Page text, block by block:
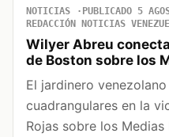
NOTICIAS PUBLICADO 5
REDACCIÓN NOTICIAS
Wilyer Abreu
de Boston sobre los
El jardinero
cuadrangulares en la
Rojas sobre los Medias